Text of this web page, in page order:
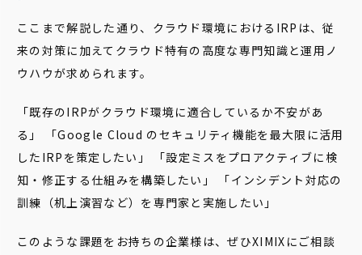
ここまで解説した通り、クラウド環境におけるIRPは、従
来の対策に加えてクラウド特有の高度な専門知識と運用ノ
ウハウが求められます。
「既存のIRPがクラウド環境に適合しているか不安があ
る」 「Google Cloud のセキュリティ機能を最大限に活用
したIRPを策定したい」 「設定ミスをプロアクティブに検
知・修正する仕組みを構築したい」 「インシデント対応の
訓練（机上演習など）を専門家と実施したい」
このような課題をお持ちの企業様は、ぜひXIMIXにご相談